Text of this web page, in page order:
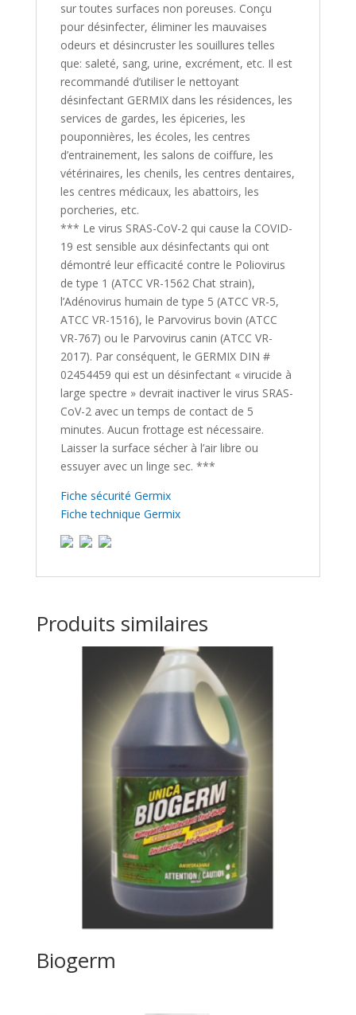
sur toutes surfaces non poreuses. Conçu
pour désinfecter, éliminer les mauvaises
odeurs et désincruster les souillures telles
que: saleté, sang, urine, excrément, etc. Il est
recommandé d’utiliser le nettoyant
désinfectant GERMIX dans les résidences, les
services de gardes, les épiceries, les
pouponnières, les écoles, les centres
d’entrainement, les salons de coiffure, les
vétérinaires, les chenils, les centres dentaires,
les centres médicaux, les abattoirs, les
porcheries, etc.
*** Le virus SRAS-CoV-2 qui cause la COVID-
19 est sensible aux désinfectants qui ont
démontré leur efficacité contre le Poliovirus
de type 1 (ATCC VR-1562 Chat strain),
l’Adénovirus humain de type 5 (ATCC VR-5,
ATCC VR-1516), le Parvovirus bovin (ATCC
VR-767) ou le Parvovirus canin (ATCC VR-
2017). Par conséquent, le GERMIX DIN #
02454459 qui est un désinfectant « virucide à
large spectre » devrait inactiver le virus SRAS-
CoV-2 avec un temps de contact de 5
minutes. Aucun frottage est nécessaire.
Laisser la surface sécher à l’air libre ou
essuyer avec un linge sec. ***
Fiche sécurité Germix
Fiche technique Germix
Produits similaires
Biogerm